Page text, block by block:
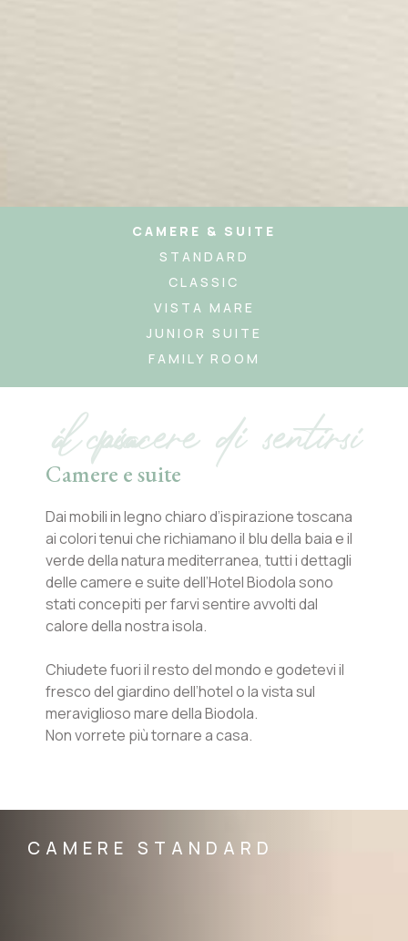
CAMERE & SUITE
STANDARD
CLASSIC
VISTA MARE
JUNIOR SUITE
FAMILY ROOM
Camere e suite
il piacere di sentirsi a casa
Dai mobili in legno chiaro d’ispirazione toscana
ai colori tenui che richiamano il blu della baia e il
verde della natura mediterranea, tutti i dettagli
delle camere e suite dell’Hotel Biodola sono
stati concepiti per farvi sentire avvolti dal
calore della nostra isola.
Chiudete fuori il resto del mondo e godetevi il
fresco del giardino dell’hotel o la vista sul
meraviglioso mare della Biodola.
Non vorrete più tornare a casa.
CAMERE STANDARD